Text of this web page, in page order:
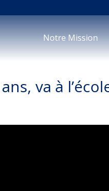
Notre Mission
va à